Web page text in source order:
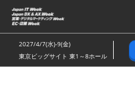
ス
キ
ッ
し
2027/4/7(水)-9(金)
東京ビッグサイト 東1～8ホール